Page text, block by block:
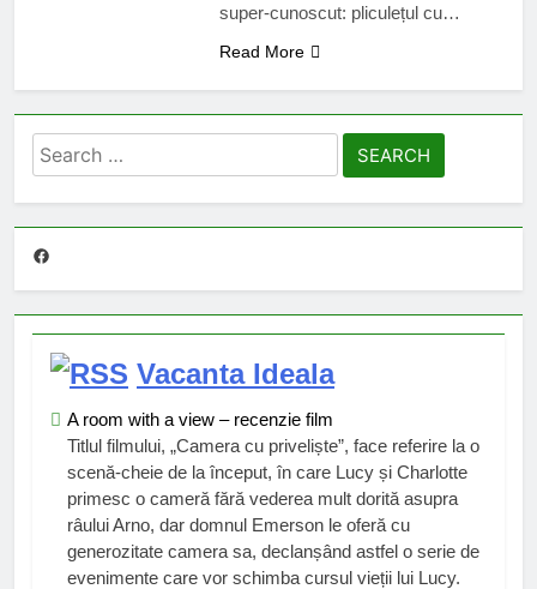
super-cunoscut: pliculețul cu…
Read More
Search
for:
Facebook
Vacanta Ideala
A room with a view – recenzie film
Titlul filmului, „Camera cu priveliște”, face referire la o
scenă-cheie de la început, în care Lucy și Charlotte
primesc o cameră fără vederea mult dorită asupra
râului Arno, dar domnul Emerson le oferă cu
generozitate camera sa, declanșând astfel o serie de
evenimente care vor schimba cursul vieții lui Lucy.